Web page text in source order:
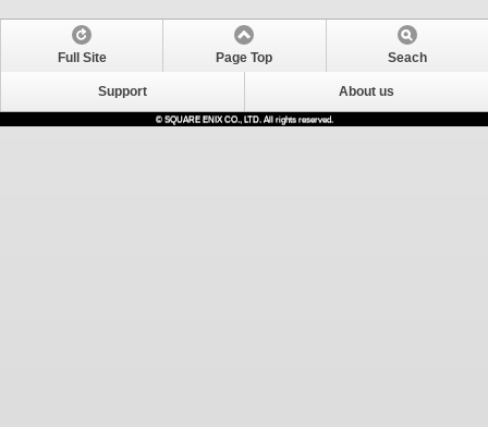
Full Site Page Top Seach
Support About us
© SQUARE ENIX CO., LTD. All rights reserved.